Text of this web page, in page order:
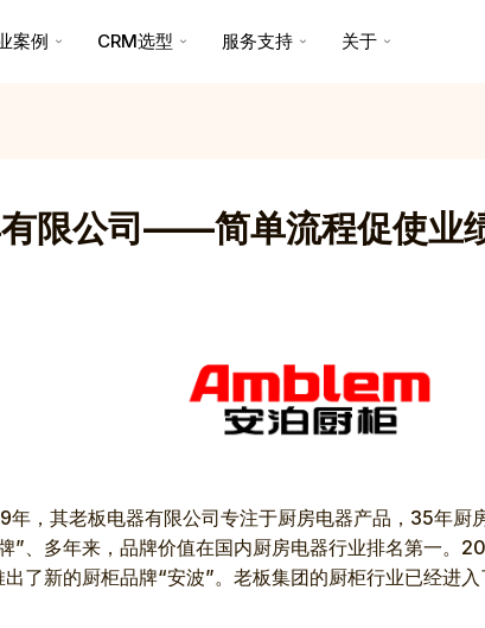
案例 CRM选型 服务支持 关于
限公司——简单流程促使业
，其老板电器有限公司专注于厨房电器产品，35年
”、多年来，品牌价值在国内厨房电器行业排名第一。
了新的厨柜品牌“安波”。老板集团的厨柜行业已经进入